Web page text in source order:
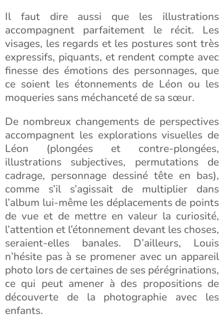
Il faut dire aussi que les illustrations
accompagnent parfaitement le récit. Les
visages, les regards et les postures sont très
expressifs, piquants, et rendent compte avec
finesse des émotions des personnages, que
ce soient les étonnements de Léon ou les
moqueries sans méchanceté de sa sœur.
De nombreux changements de perspectives
accompagnent les explorations visuelles de
Léon (plongées et contre-plongées,
illustrations subjectives, permutations de
cadrage, personnage dessiné tête en bas),
comme s’il s’agissait de multiplier dans
l’album lui-même les déplacements de points
de vue et de mettre en valeur la curiosité,
l’attention et l’étonnement devant les choses,
seraient-elles banales. D’ailleurs, Louis
n’hésite pas à se promener avec un appareil
photo lors de certaines de ses pérégrinations,
ce qui peut amener à des propositions de
découverte de la photographie avec les
enfants.